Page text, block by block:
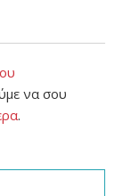
να σου
.